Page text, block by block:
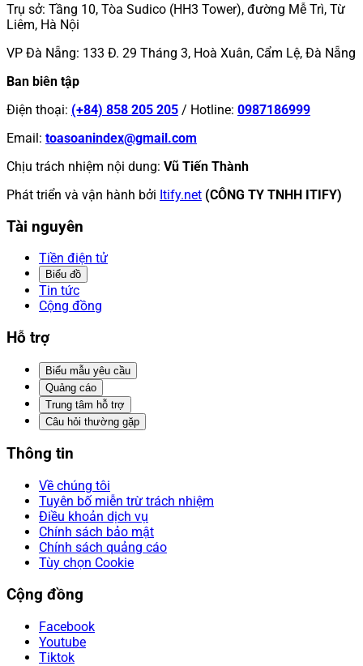
Trụ sở: Tầng 10, Tòa Sudico (HH3 Tower), đường Mễ Trì, Từ
Liêm, Hà Nội
VP Đà Nẵng: 133 Đ. 29 Tháng 3, Hoà Xuân, Cẩm Lệ, Đà Nẵng
Ban biên tập
Điện thoại: (+84) 858 205 205 / Hotline: 0987186999
Email: toasoanindex@gmail.com
Chịu trách nhiệm nội dung: Vũ Tiến Thành
Phát triển và vận hành bởi Itify.net (CÔNG TY TNHH ITIFY)
Tài nguyên
Tiền điện tử
Biểu đồ
Tin tức
Cộng đồng
Hỗ trợ
Biểu mẫu yêu cầu
Quảng cáo
Trung tâm hỗ trợ
Câu hỏi thường gặp
Thông tin
Về chúng tôi
Tuyên bố miễn trừ trách nhiệm
Điều khoản dịch vụ
Chính sách bảo mật
Chính sách quảng cáo
Tùy chọn Cookie
Cộng đồng
Facebook
Youtube
Tiktok